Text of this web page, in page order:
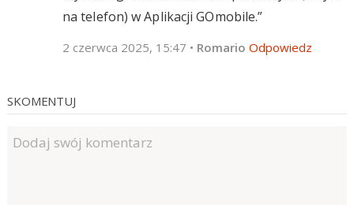
na telefon) w Aplikacji GOmobile.”
2 czerwca 2025, 15:47 • Romario Odpowiedz
SKOMENTUJ